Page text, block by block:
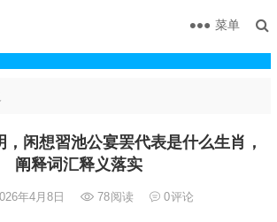
菜单
闲想習池公宴罢代表是什么生肖，
阐释词汇释义落实
年4月8日 78阅读 0评论